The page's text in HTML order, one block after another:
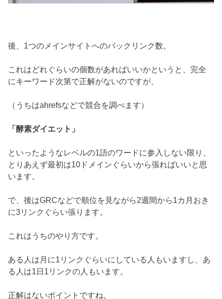
後、1つのメインサイトへのバックリンク数。
これはどれぐらいの個数があればいいかというと、完全
にキーワード次第で正解がないのですが、
（うちはahrefsなどで競合を調べます）
「酵素ダイエット」
といったようなレベルの1語のワードに参入しない限り、
とりあえず最初は10ドメインぐらいから張ればいいと思
います。
で、後はGRCなどで順位を見ながら2週間から1カ月おき
に3リンクぐらい張ります。
これはうちのやり方です。
ある人は月に1リンクぐらいにしている人もいますし、あ
る人は1日1リンクの人もいます。
正解はないポイントですね。